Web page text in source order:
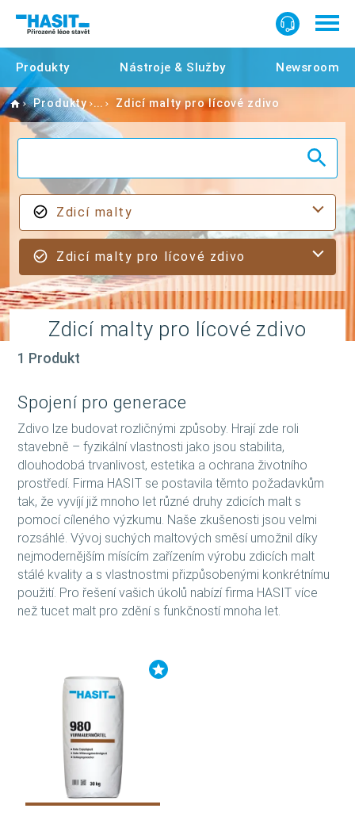
Produkty Nástroje & Služby Newsroom
Home
Produkty Zdicí malty pro lícové zdivo
Zdicí malty
Zdicí malty pro lícové zdivo
Zdicí malty pro lícové zdivo
1 Produkt
Spojení pro generace
Zdivo lze budovat rozličnými způsoby. Hrají zde roli
stavebně – fyzikální vlastnosti jako jsou stabilita,
dlouhodobá trvanlivost, estetika a ochrana životního
prostředí. Firma HASIT se postavila těmto požadavkům
tak, že vyvíjí již mnoho let různé druhy zdicích malt s
pomocí cíleného výzkumu. Naše zkušenosti jsou velmi
rozsáhlé. Vývoj suchých maltových směsí umožnil díky
nejmodernějším mísícím zařízením výrobu zdicích malt
stálé kvality a s vlastnostmi přizpůsobenými konkrétnímu
použití. Pro řešení vašich úkolů nabízí firma HASIT více
než tucet malt pro zdění s funkčností mnoha let.